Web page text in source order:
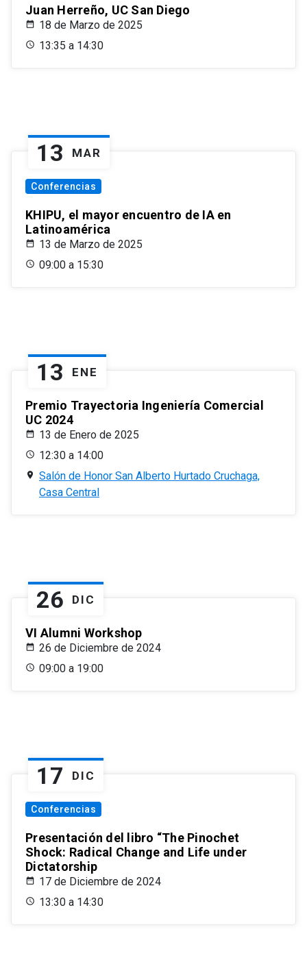
Juan Herreño, UC San Diego
18 de Marzo de 2025
13:35 a 14:30
13 MAR
Conferencias
KHIPU, el mayor encuentro de IA en
Latinoamérica
13 de Marzo de 2025
09:00 a 15:30
13 ENE
Premio Trayectoria Ingeniería Comercial
UC 2024
13 de Enero de 2025
12:30 a 14:00
Salón de Honor San Alberto Hurtado Cruchaga,
Casa Central
26 DIC
VI Alumni Workshop
26 de Diciembre de 2024
09:00 a 19:00
17 DIC
Conferencias
Presentación del libro “The Pinochet
Shock: Radical Change and Life under
Dictatorship
17 de Diciembre de 2024
13:30 a 14:30